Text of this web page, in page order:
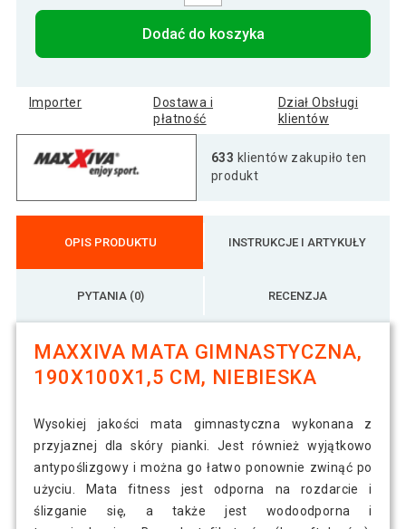
Dodać do koszyka
Importer
Dostawa i
płatność
Dział Obsługi
klientów
633 klientów zakupiło ten
produkt
OPIS PRODUKTU INSTRUKCJE I ARTYKUŁY
PYTANIA (0) RECENZJA
MAXXIVA MATA GIMNASTYCZNA,
190X100X1,5 CM, NIEBIESKA
Wysokiej jakości mata gimnastyczna wykonana z
przyjaznej dla skóry pianki. Jest również wyjątkowo
antypoślizgowy i można go łatwo ponownie zwinąć po
użyciu. Mata fitness jest odporna na rozdarcie i
ślizganie się, a także jest wodoodporna i